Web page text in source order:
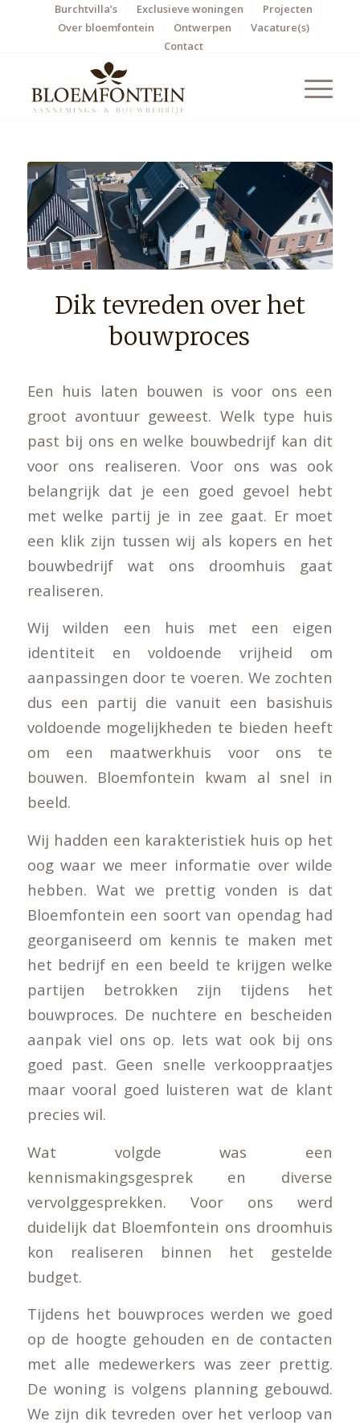
Burchtvilla’s Exclusieve woningen
Projecten
Over bloemfontein
Ontwerpen
Vacature(s)
Contact
Dik tevreden over het
bouwproces
Een huis laten bouwen is voor ons een
groot avontuur geweest. Welk type huis
past bij ons en welke bouwbedrijf kan dit
voor ons realiseren. Voor ons was ook
belangrijk dat je een goed gevoel hebt
met welke partij je in zee gaat. Er moet
een klik zijn tussen wij als kopers en het
bouwbedrijf wat ons droomhuis gaat
realiseren.
Wij wilden een huis met een eigen
identiteit en voldoende vrijheid om
aanpassingen door te voeren. We zochten
dus een partij die vanuit een basishuis
voldoende mogelijkheden te bieden heeft
om een maatwerkhuis voor ons te
bouwen. Bloemfontein kwam al snel in
beeld.
Wij hadden een karakteristiek huis op het
oog waar we meer informatie over wilde
hebben. Wat we prettig vonden is dat
Bloemfontein een soort van opendag had
georganiseerd om kennis te maken met
het bedrijf en een beeld te krijgen welke
partijen betrokken zijn tijdens het
bouwproces. De nuchtere en bescheiden
aanpak viel ons op. Iets wat ook bij ons
goed past. Geen snelle verkooppraatjes
maar vooral goed luisteren wat de klant
precies wil.
Wat volgde was een
kennismakingsgesprek en diverse
vervolggesprekken. Voor ons werd
duidelijk dat Bloemfontein ons droomhuis
kon realiseren binnen het gestelde
budget.
Tijdens het bouwproces werden we goed
op de hoogte gehouden en de contacten
met alle medewerkers was zeer prettig.
De woning is volgens planning gebouwd.
We zijn dik tevreden over het verloop van